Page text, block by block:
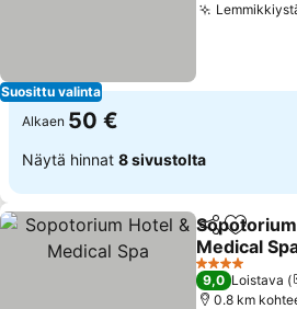
Suosittu valinta
Alkaen 50 €
Näytä hinnat 8 sivustolta
Jaa Lisää
Medical
Katso
4 Tähtiluokitus
9,0 Loistava
0.8 km